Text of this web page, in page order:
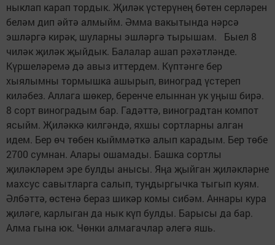
ныклап карап тордык. Җиләк үстерүнең бөтен серләрен
беләм дип әйтә алмыйм. Әмма вакытында нәрсә
эшләргә кирәк, шуларны эшләргә тырышам. Быел 8
чиләк җиләк җыйдык. Балалар ашап рәхәтләнде.
Күршеләремә дә авыз иттердем. Күптәнге бер
хыялымны тормышка ашырып, виноград үстереп
киләбез. Аллага шөкер, беренче елыннан ук уңыш бирә.
8 сорт виноградым бар. Гадәттә, виноградтан компот
ясыйм. Җиләккә килгәндә, яхшы сортларны алган
идем. Бер өч төбен кыйммәткә алып карадым. Бер төбе
2700 сумнан. Алары ошамады. Башка сортлы
җиләкләрем эре булды анысы. Яңа җыйган җиләкләрне
махсус савытларга салып, туңдыргычка тыгып куям.
Әлбәттә, өстенә бераз шикәр комы сибәм. Аннары кура
җиләге, карлыган да нык күп булды. Барысы да бар.
Алма гына юк. Чөнки алмагачлар әлегә яшь.